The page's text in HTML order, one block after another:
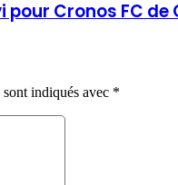
pour Cronos FC
indiqués avec *